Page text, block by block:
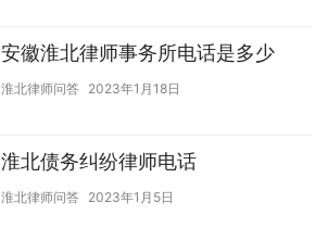
安徽淮北律师事务所电话是多少
淮北律师问答 2023年1月18日
淮北债务纠纷律师电话
淮北律师问答 2023年1月5日